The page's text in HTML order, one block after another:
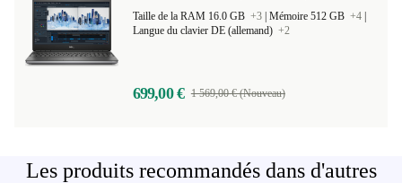
Taille de la RAM 16.0 GB +3 Mémoire 512 GB +4
Langue du clavier DE (allemand) +2
699,00 € 1 569,00 € (Nouveau)
Les produits recommandés dans d'autres